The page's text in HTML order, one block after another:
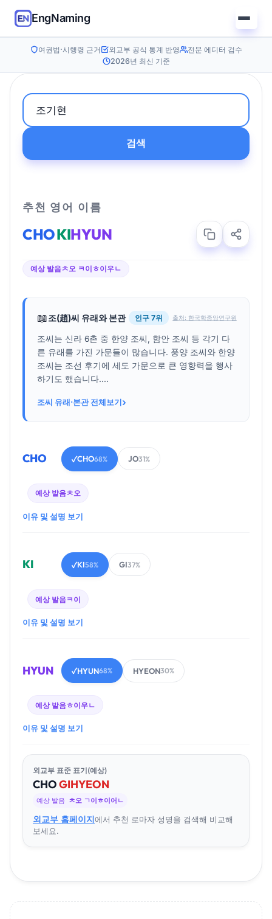
EngNaming
여권법·시행령 근거 외교부 공식 통계 반영
전문 에디터 검수
2026년 최신 기준
검색
추천 영어 이름
CHOKIHYUN
예상 발음ㅊ오 ㅋ이ㅎ이우ㄴ
📖조(趙)씨 유래와 본관 인구 7위 출처: 한국학중앙연구원
조씨는 신라 6촌 중 한양 조씨, 함안 조씨 등 각기 다
른 유래를 가진 가문들이 많습니다. 풍양 조씨와 한양
조씨는 조선 후기에 세도 가문으로 큰 영향력을 행사
하기도 했습니다....
조씨 유래·본관 전체보기›
CHO ✓CHO68% JO31%
예상 발음ㅊ오
이유 및 설명 보기
KI ✓KI58% GI37%
예상 발음ㅋ이
이유 및 설명 보기
HYUN ✓HYUN68% HYEON30%
예상 발음ㅎ이우ㄴ
이유 및 설명 보기
외교부 표준 표기(예상)
CHOGIHYEON
예상 발음 ㅊ오 ㄱ이ㅎ이어ㄴ
외교부 홈페이지에서 추천 로마자 성명을 검색해 비교해
보세요.